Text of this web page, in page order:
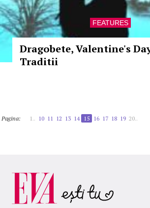
FEATURES
Dragobete, Valentine's
Traditii
Pagina: 1.. 10 11 12 13 14 15 16 17 18 19 20..